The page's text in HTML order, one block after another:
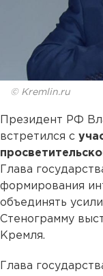
© Kremlin.ru
Президент РФ
встретился с
Глава
формирования
объединять
Стенограмму
Кремля.
Глава